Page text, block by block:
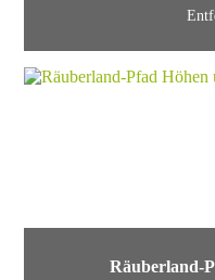
Räuberland-